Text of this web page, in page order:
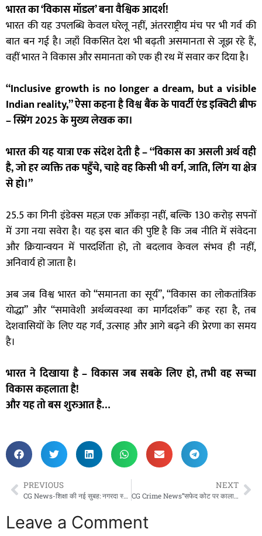
भारत का ‘विकास मॉडल’ बना वैश्विक आदर्श!
भारत की यह उपलब्धि केवल घरेलू नहीं, अंतरराष्ट्रीय मंच पर भी गर्व की
बात बन गई है। जहाँ विकसित देश भी बढ़ती असमानता से जूझ रहे हैं,
वहीं भारत ने विकास और समानता को एक ही रथ में सवार कर दिया है।
“Inclusive growth is no longer a dream, but a visible
Indian reality,” ऐसा कहना है विश्व बैंक के पावर्टी एंड इक्विटी ब्रीफ
– स्प्रिंग 2025 के मुख्य लेखक का।
भारत की यह यात्रा एक संदेश देती है – “विकास का असली अर्थ वही
है, जो हर व्यक्ति तक पहुँचे, चाहे वह किसी भी वर्ग, जाति, लिंग या क्षेत्र
से हो।”
25.5 का गिनी इंडेक्स महज़ एक आँकड़ा नहीं, बल्कि 130 करोड़ सपनों
में उगा नया सवेरा है। यह इस बात की पुष्टि है कि जब नीति में संवेदना
और क्रियान्वयन में पारदर्शिता हो, तो बदलाव केवल संभव ही नहीं,
अनिवार्य हो जाता है।
अब जब विश्व भारत को “समानता का सूर्य”, “विकास का लोकतांत्रिक
योद्धा” और “समावेशी अर्थव्यवस्था का मार्गदर्शक” कह रहा है, तब
देशवासियों के लिए यह गर्व, उत्साह और आगे बढ़ने की प्रेरणा का समय
है।
भारत ने दिखाया है – विकास जब सबके लिए हो, तभी वह सच्चा
विकास कहलाता है!
और यह तो बस शुरुआत है…
PREVIOUS
CG News-शिक्षा की नई सुबह: नगरदा स्कूल को मिला जीवविज्ञान शिक्षक, वर्षों की प्रतीक्षा हुई समाप्त!”
NEXT
CG Crime News”सफेद कोट पर काला धब्बा: रायपुर मेडिकल कॉलेज में छात्रा से यौन शोषण, डॉक्टर एचओडी पद से हटाया गया”!
Leave a Comment